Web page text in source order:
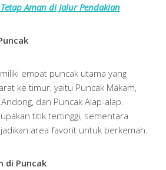
Aman di Jalur Pendakian
empat puncak utama yang
ke timur, yaitu Puncak Makam,
dan Puncak Alap-alap.
titik tertinggi, sementara
area favorit untuk berkemah.
di Puncak